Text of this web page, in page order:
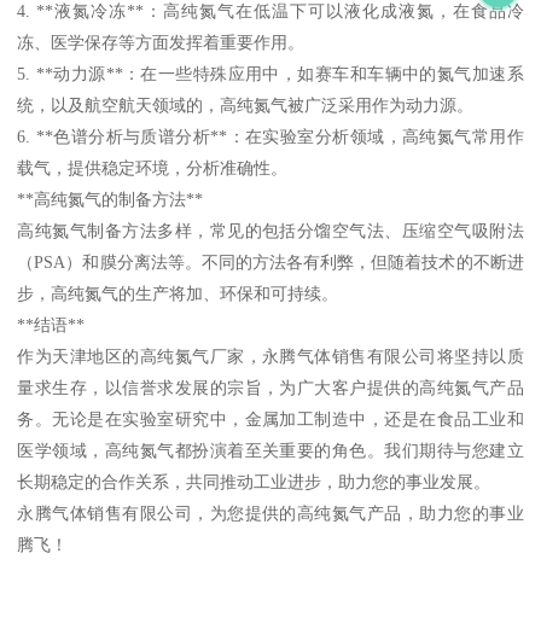
4. **液氮冷冻**：高纯氮气在低温下可以液化成液氮，在食品冷
冻、医学保存等方面发挥着重要作用。
5. **动力源**：在一些特殊应用中，如赛车和车辆中的氮气加速系
统，以及航空航天领域的，高纯氮气被广泛采用作为动力源。
6. **色谱分析与质谱分析**：在实验室分析领域，高纯氮气常用作
载气，提供稳定环境，分析准确性。
**高纯氮气的制备方法**
高纯氮气制备方法多样，常见的包括分馏空气法、压缩空气吸附法
（PSA）和膜分离法等。不同的方法各有利弊，但随着技术的不断进
步，高纯氮气的生产将加、环保和可持续。
**结语**
作为天津地区的高纯氮气厂家，永腾气体销售有限公司将坚持以质
量求生存，以信誉求发展的宗旨，为广大客户提供的高纯氮气产品
务。无论是在实验室研究中，金属加工制造中，还是在食品工业和
医学领域，高纯氮气都扮演着至关重要的角色。我们期待与您建立
长期稳定的合作关系，共同推动工业进步，助力您的事业发展。
永腾气体销售有限公司，为您提供的高纯氮气产品，助力您的事业
腾飞！